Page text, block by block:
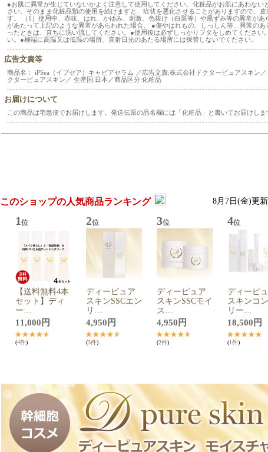
●お肌に異常が生じていないかよく注意して使用してください。化粧品がお肌にあわな
さい。そのまま化粧品類の使用を続けますと、症状を悪化させることがありますので、
す。 （1）使用中、赤味、はれ、かゆみ、刺激、色抜け（白斑等）や黒ずみ等の異常が
があたって上記のような異常があらわれた場合。 ●傷やはれもの、しっしん等、異常の
ったときは、直ちに洗い流してください。●使用後は必ずしっかりフタをしめてください
い。●極端に高温又は低温の場所、直射日光のあたる場所には保管しないでください。
広告文責等
商品名： iPSea（イプセア）キャビアセラム ／広告文責:株式会社ドクターピュアスキン
クターピュアスキン／ 生産国:日本／商品区分:化粧品
お届けについて
この商品は宅急便でお届けします。発送伝票の品名欄には「化粧品」と書いてお届けしま
このショップの人気商品ランキング 8月7日(金)更
1 位
【​送​料​無​料​4​本​
セ​ッ​ト​】​デ​ィ​
ー​…
11,000 円
(4件)
2位
デ​ィ​ー​ピ​ュ​ア​
ス​キ​ン​S​S​C​エ​ン​
リ​…
4,950 円
(3件)
3位
デ​ィ​ー​ピ​ュ​ア​
ス​キ​ン​S​S​C​モ​イ​
ス​…
4,950 円
(2件)
4位
デ​ィ​ー​ピ​
ス​キ​ン​コ​
リ​ー​…
18,500 円
(1件)